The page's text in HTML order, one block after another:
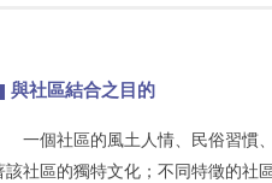
與社區結合之目的
一個社區的風土人情、民俗習慣
該社區的獨特文化；不同特徵的社